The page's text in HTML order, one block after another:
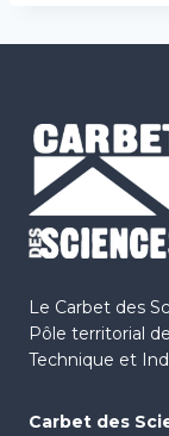
Le Carbet des
Pôle territorial
Technique et
Carbet des